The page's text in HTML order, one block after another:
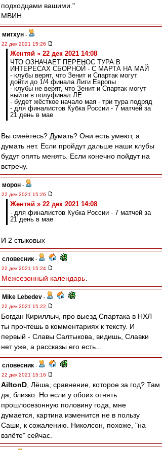
подходцами вашими."
МВИН
митхун -
22 дек 2021 15:26
Жентяй » 22 дек 2021 14:08
ЧТО ОЗНАЧАЕТ ПЕРЕНОС ТУРА В
ИНТЕРЕСАХ СБОРНОЙ - С МАРТА НА МАЙ
- клубы верят, что Зенит и Спартак могут
дойти до 1/4 финала Лиги Европы
- клубы не верят, что Зенит и Спартак могут
выйти в полуфинал ЛЕ
- будет жёсткое начало мая - три тура подряд
- для финалистов Кубка России - 7 матчей за
21 день в мае
Вы смеётесь? Думать? Они есть умеют, а
думать нет. Если пройдут дальше наши клубы
будут опять менять. Если конечно пойдут на
встречу.
морон -
22 дек 2021 15:26
Жентяй » 22 дек 2021 14:08
- для финалистов Кубка России - 7 матчей за
21 день в мае
И 2 стыковых
словесник -
22 дек 2021 15:24
Межсезонный календарь
Mike Lebedev -
22 дек 2021 15:22
Богдан Кириллыч, про выезд Спартака в НХЛ
ты прочтешь в комментариях к тексту. И
первый - Славы Салтыкова, видишь, Славки
нет уже, а рассказы его есть...
словесник -
22 дек 2021 15:16
AiltonD , Лёша, сравнение, которое за год? Там
да, близко. Но если у обоих отнять
прошлосезонную половину года, мне
думается, картина изменится не в пользу
Саши, к сожалению. Николсон, похоже, "на
взлёте" сейчас.